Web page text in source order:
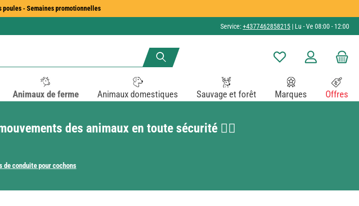
poules - Semaines promotionnelles
Service:+4377462858215 | Lu - Ve 08:00 - 12:00
Vous avez 0 articles dans
Animaux de ferme Animaux domestiques Sauvage et forêt Marques Offres
des animaux en toute sécurité 🏃‍♂️
de conduite pour cochons